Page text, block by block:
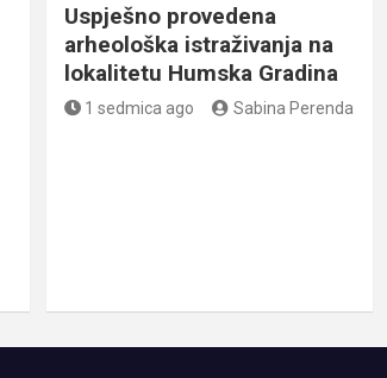
Uspješno provedena
arheološka istraživanja na
lokalitetu Humska Gradina
1 sedmica ago Sabina Perenda